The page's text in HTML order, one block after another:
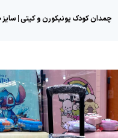
چمدان کودک یونیکورن و کیتی | سایز 20 | نشکن | ضدخش | بژ گلد